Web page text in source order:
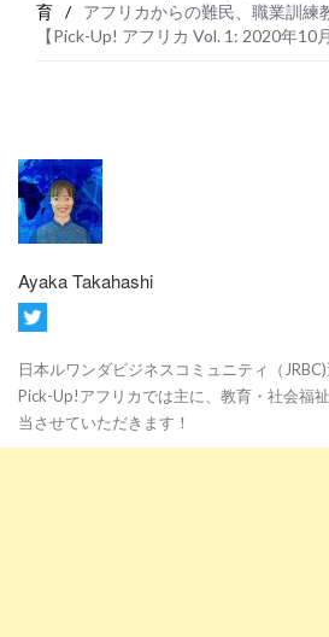
育 /
アフリカからの難民、職業訓練
【Pick-Up! アフリカ Vol. 1: 2020年10
Ayaka Takahashi
日本ルワンダビジネスコミュニティ（
Pick-Up!アフリカでは主に、教育・社会福
当させていただきます！